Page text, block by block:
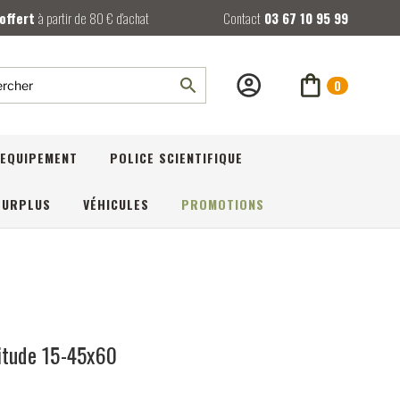
à partir de 80 € d’achat Contact 03 67 10 95 99
0
EQUIPEMENT POLICE SCIENTIFIQUE
VÉHICULES PROMOTIONS
15-45x60